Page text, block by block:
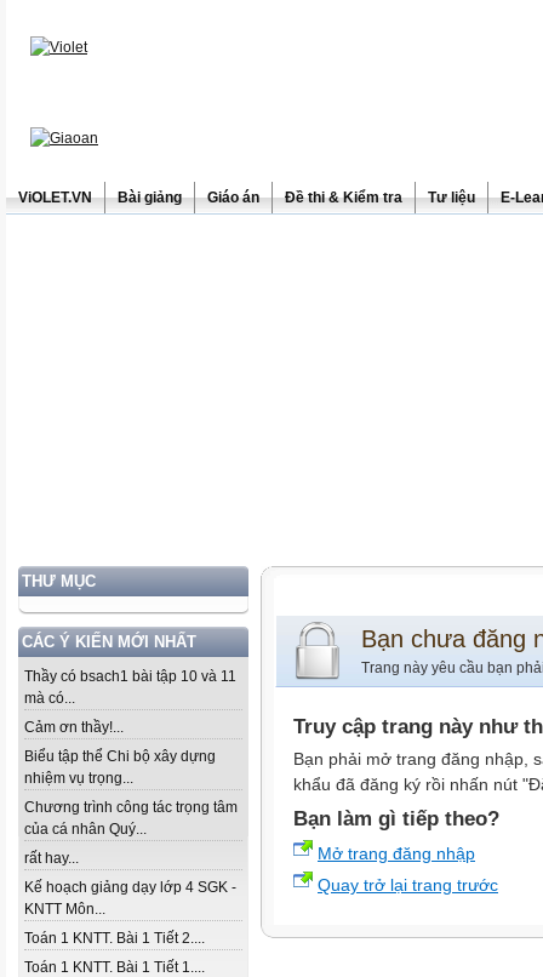
ViOLET.VN Bài giảng Giáo án Đề thi & Kiểm tra Tư liệu E-
THƯ MỤC
CÁC Ý KIẾN MỚI NHẤT
Thầy có bsach1 bài tập 10 và 11
mà có...
Cảm ơn thầy!...
Biểu tập thể Chi bộ xây dựng
nhiệm vụ trọng...
Chương trình công tác trọng tâm
của cá nhân Quý...
rất hay...
Kế hoạch giảng dạy lớp 4 SGK -
KNTT Môn...
Toán 1 KNTT. Bài 1 Tiết 2....
Toán 1 KNTT. Bài 1 Tiết 1....
Bạn chưa đăng
Trang này yêu cầu bạn
Truy cập trang này như
Bạn phải mở trang đăng nhập,
khẩu đã đăng ký rồi nhấn nút
Bạn làm gì tiếp theo?
Mở trang đăng nhập
Quay trở lại trang trước